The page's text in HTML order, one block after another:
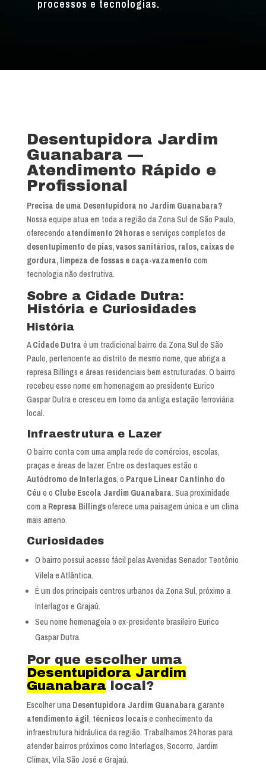
processos e tecnologias.
Desentupidora Jardim
Guanabara —
Atendimento Rápido e
Profissional
Precisa de uma Desentupidora no Jardim Guanabara?
Nossa equipe atua em toda a região da Zona Sul de São Paulo,
oferecendo atendimento 24 horase serviços completos de
desentupimento de pias, vasos sanitários, ralos, caixas de
gordura, limpeza de fossas e caça-vazamento com
tecnologia não destrutiva.
Sobre a Cidade Dutra:
História e Curiosidades
História
ACidade Dutra é um tradicional bairro da Zona Sul de São
Paulo, pertencente ao distrito de mesmo nome, que abriga a
represa Billings e áreas residenciais bem estruturadas. O bairro
recebeu esse nome em homenagem ao presidente Eurico
Gaspar Dutra e cresceu em torno da antiga estação ferroviária
local.
Infraestrutura e Lazer
O bairro conta com uma ampla rede de comércios, escolas,
praças e áreas de lazer. Entre os destaques estão o
Autódromo de Interlagos, o Parque Linear Cantinho do
Céu e o Clube Escola Jardim Guanabara. Sua proximidade
com a Represa Billingsoferece uma paisagem única e um clima
mais ameno.
Curiosidades
O bairro possui acesso fácil pelas Avenidas Senador Teotônio
Vilela e Atlântica.
É um dos principais centros urbanos da Zona Sul, próximo a
Interlagos e Grajaú.
Seu nome homenageia o ex-presidente brasileiro Eurico
Gaspar Dutra.
Por que escolher uma
Desentupidora Jardim
Guanabara local?
Escolher uma Desentupidora Jardim Guanabara garante
atendimento ágil, técnicos locaise conhecimento da
infraestrutura hidráulica da região. Trabalhamos 24 horas para
atender bairros próximos como Interlagos, Socorro, Jardim
Clímax, Vila São José e Grajaú.